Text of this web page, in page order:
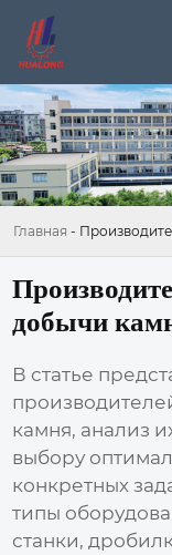
Главная -
добычи
В статье
камня, анализ
выбору
конкретных
типы
станки,